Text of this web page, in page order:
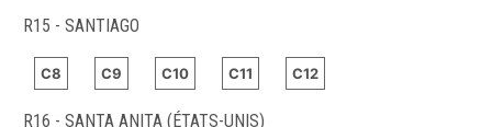
R15 - SANTIAGO
C8 C9 C10 C11 C12
R16 - SANTA ANITA (ÉTATS-UNIS)